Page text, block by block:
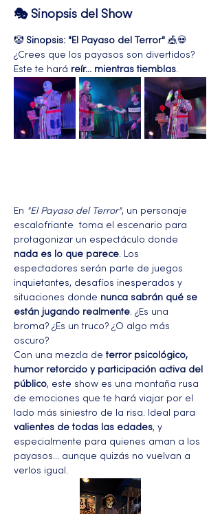
🎭 Sinopsis del Show
🤡 Sinopsis: "El Payaso del Terror" 🎪💀
¿Crees que los payasos son divertidos?
Este te hará reír... mientras tiemblas.
En "El Payaso del Terror", un personaje
escalofriante  toma el escenario para
protagonizar un espectáculo donde
nada es lo que parece. Los
espectadores serán parte de juegos
inquietantes, desafíos inesperados y
situaciones donde nunca sabrán qué se
están jugando realmente. ¿Es una
broma? ¿Es un truco? ¿O algo más
oscuro?
Con una mezcla de terror psicológico,
humor retorcido y participación activa del
público, este show es una montaña rusa
de emociones que te hará viajar por el
lado más siniestro de la risa. Ideal para
valientes de todas las edades, y
especialmente para quienes aman a los
payasos… aunque quizás no vuelvan a
verlos igual.